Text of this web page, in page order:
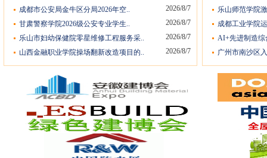
成都市公安局金牛区分局2026年空..
2026/8/7
甘肃警察学院2026级公安专业学生..
2026/8/7
乐山市妇幼保健院零星维修工程服务采..
2026/8/7
山西金融职业学院操场翻新改造项目的..
2026/8/7
乐山师范学院
成都工业学院
AI+先进制造综
广州市南沙区